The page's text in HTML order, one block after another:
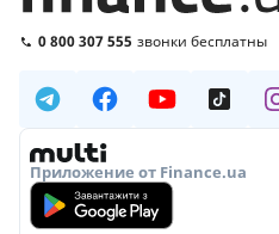
0 800 307 555 звонки бесплатны
Приложение от Finance.ua